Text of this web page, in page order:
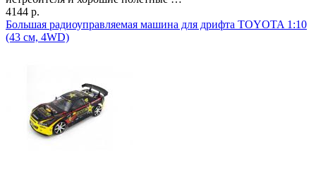
4144 р.
Большая радиоуправляемая машина для дрифта TOYOTA 1:10
(43 см, 4WD)